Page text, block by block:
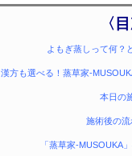
〈
よもぎ蒸しって何？
漢方も選べる！蒸草家-
本日の
施術後の
「蒸草家-MUSOUKA